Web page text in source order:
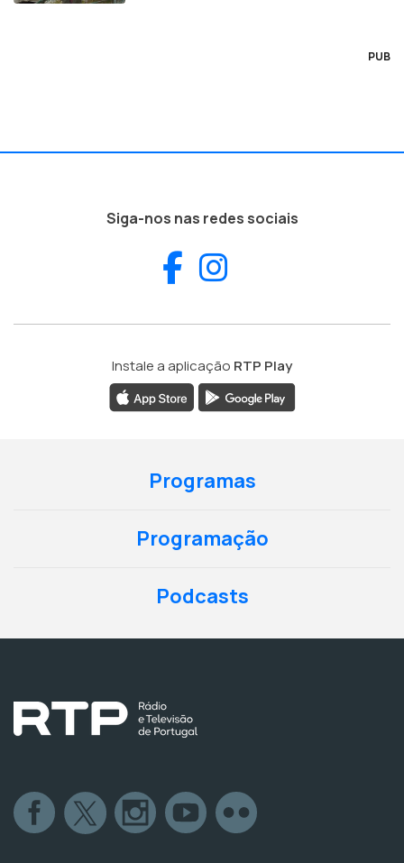
PUB
Siga-nos nas redes sociais
Facebook
Instale a aplicação RTP Play
Programas
Programação
Podcasts